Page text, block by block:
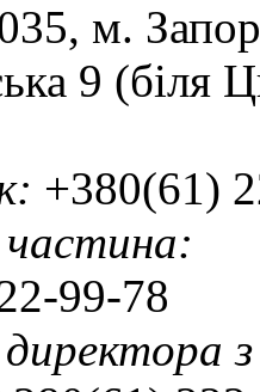
м.
9 (біля
+380(61)
99-78